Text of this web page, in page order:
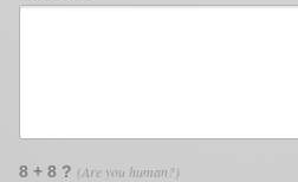
8 + 8 ? (Are you human?)